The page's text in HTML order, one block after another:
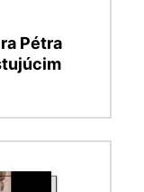
Pétra